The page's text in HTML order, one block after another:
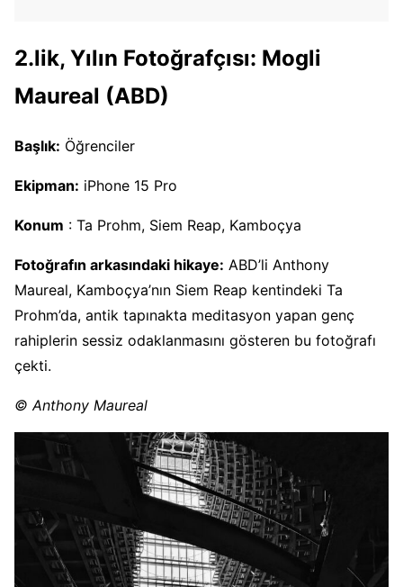
2.lik, Yılın Fotoğrafçısı: Mogli
Maureal (ABD)
Başlık: Öğrenciler
Ekipman: iPhone 15 Pro
Konum : Ta Prohm, Siem Reap, Kamboçya
Fotoğrafın arkasındaki hikaye: ABD’li Anthony
Maureal, Kamboçya’nın Siem Reap kentindeki Ta
Prohm’da, antik tapınakta meditasyon yapan genç
rahiplerin sessiz odaklanmasını gösteren bu fotoğrafı
çekti.
© Anthony Maureal